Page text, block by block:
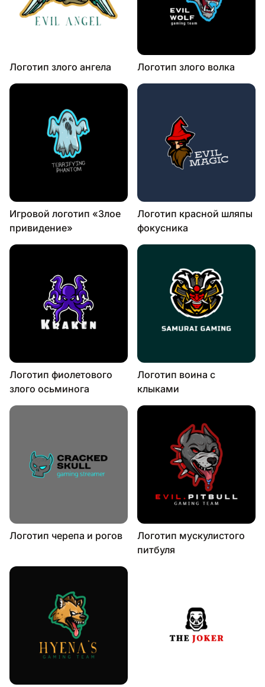
Логотип злого ангела Логотип злого волка
Игровой логотип «Злое
привидение»
Логотип красной шляпы
фокусника
Логотип фиолетового
злого осьминога
Логотип воина с
клыками
Логотип черепа и рогов
Логотип мускулистого
питбуля